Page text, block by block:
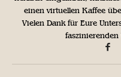
einen virtuellen Kaffee
Vielen Dank für Eure
faszinierenden